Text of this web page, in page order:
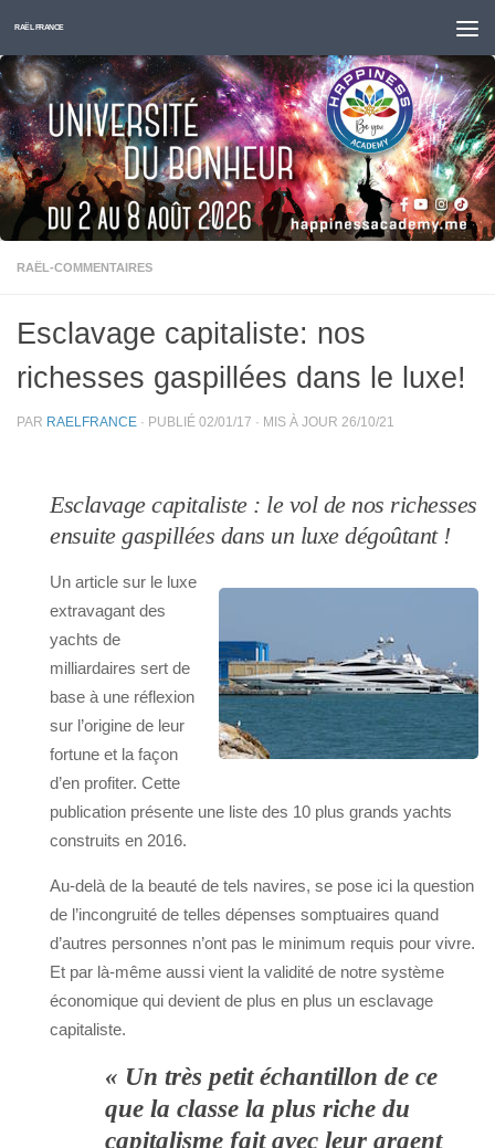
Skip to content
RAËL FRANCE
RAËL-COMMENTAIRES
Esclavage capitaliste: nos
richesses gaspillées dans le luxe!
PAR RAELFRANCE · PUBLIÉ 02/01/17 · MIS À JOUR 26/10/21
Esclavage capitaliste : le vol de nos richesses
ensuite gaspillées dans un luxe dégoûtant !
Un article sur le luxe
extravagant des
yachts de
milliardaires sert de
base à une réflexion
sur l’origine de leur
fortune et la façon
d’en profiter. Cette
publication présente une liste des 10 plus grands yachts
construits en 2016.
Au-delà de la beauté de tels navires, se pose ici la question
de l’incongruité de telles dépenses somptuaires quand
d’autres personnes n’ont pas le minimum requis pour vivre.
Et par là-même aussi vient la validité de notre système
économique qui devient de plus en plus un esclavage
capitaliste.
« Un très petit échantillon de ce
que la classe la plus riche du
capitalisme fait avec leur argent